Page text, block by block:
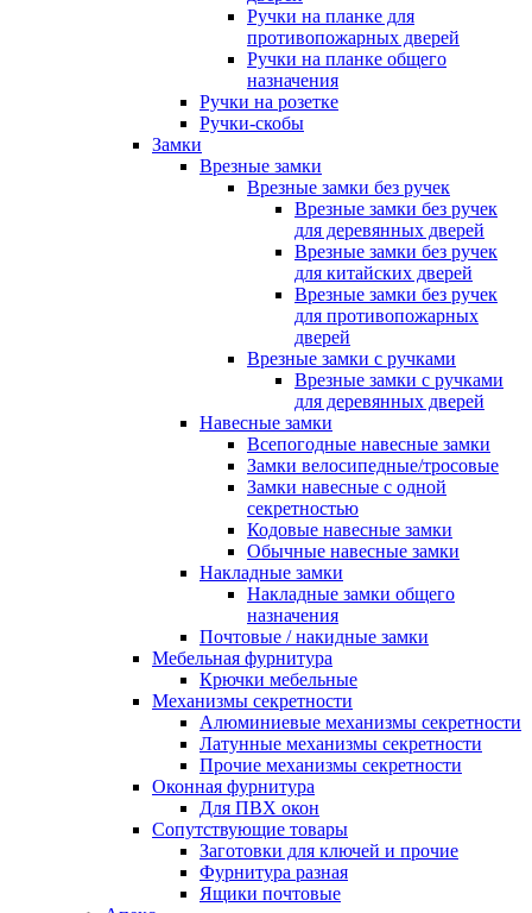
Ручки на планке для
противопожарных дверей
Ручки на планке общего
назначения
Ручки на розетке
Ручки-скобы
Замки
Врезные замки
Врезные замки без ручек
Врезные замки без ручек
для деревянных дверей
Врезные замки без ручек
для китайских дверей
Врезные замки без ручек
для противопожарных
дверей
Врезные замки с ручками
Врезные замки с ручками
для деревянных дверей
Навесные замки
Всепогодные навесные замки
Замки велосипедные/тросовые
Замки навесные с одной
секретностью
Кодовые навесные замки
Обычные навесные замки
Накладные замки
Накладные замки общего
назначения
Почтовые / накидные замки
Мебельная фурнитура
Крючки мебельные
Механизмы секретности
Алюминиевые механизмы секретности
Латунные механизмы секретности
Прочие механизмы секретности
Оконная фурнитура
Для ПВХ окон
Сопутствующие товары
Заготовки для ключей и прочие
Фурнитура разная
Ящики почтовые